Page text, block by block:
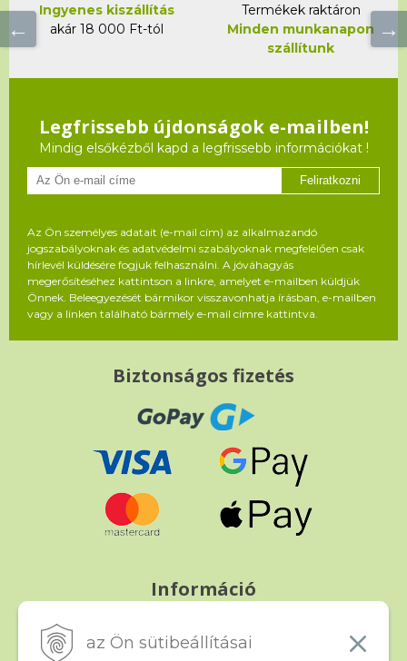
az Ön sütibeállításai
Ingyenes kiszállítás
akár 18 000 Ft-tól
Termékek raktáron
Minden munkanapon
szállítunk
Legfrissebb újdonságok e-mailben!
Mindig elsőkézből kapd a legfrissebb információkat !
Feliratkozni
Az Ön személyes adatait (e-mail cím) az alkalmazandó
jogszabályoknak és adatvédelmi szabályoknak megfelelően csak
hírlevél küldésére fogjuk felhasználni. A jóváhagyás
megerősítéséhez kattintson a linkre, amelyet e-mailben küldjük
Önnek. Beleegyezését bármikor visszavonhatja írásban, e-mailben
vagy a linken található bármely e-mail címre kattintva.
Biztonságos fizetés
Információ
Panasz, árucsere és visszáru